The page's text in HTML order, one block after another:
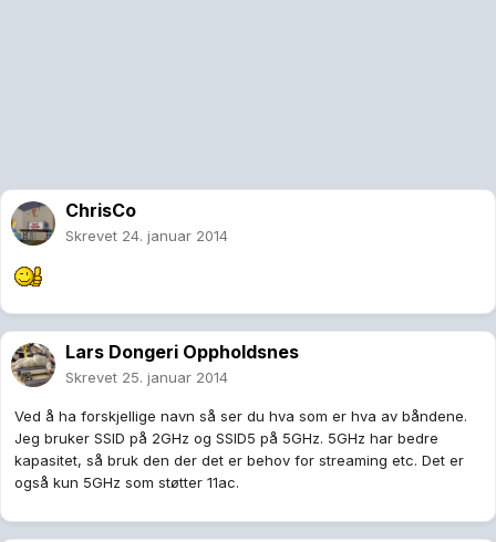
ChrisCo
Skrevet 24. januar 2014
Lars Dongeri Oppholdsnes
Skrevet 25. januar 2014
Ved å ha forskjellige navn så ser du hva som er hva av båndene.
Jeg bruker SSID på 2GHz og SSID5 på 5GHz. 5GHz har bedre
kapasitet, så bruk den der det er behov for streaming etc. Det er
også kun 5GHz som støtter 11ac.